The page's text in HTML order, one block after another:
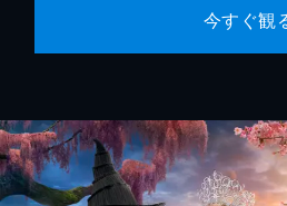
今すぐ観